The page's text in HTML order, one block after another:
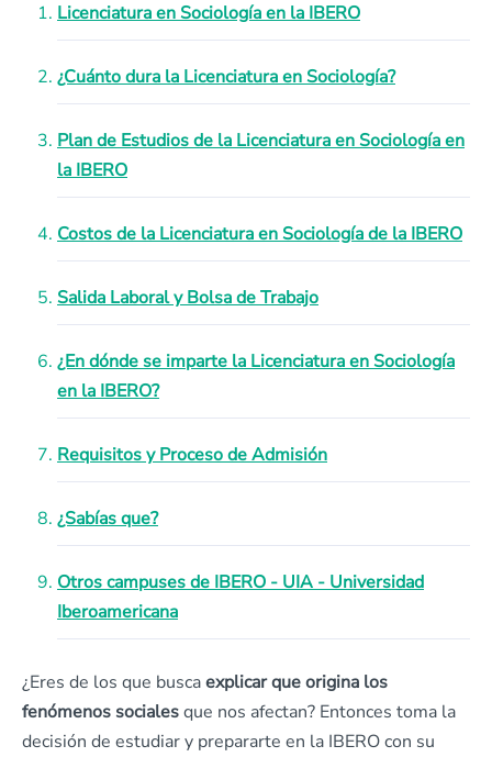
Licenciatura en Sociología en la IBERO
¿Cuánto dura la Licenciatura en Sociología?
Plan de Estudios de la Licenciatura en Sociología en
la IBERO
Costos de la Licenciatura en Sociología de la IBERO
Salida Laboral y Bolsa de Trabajo
¿En dónde se imparte la Licenciatura en Sociología
en la IBERO?
Requisitos y Proceso de Admisión
¿Sabías que?
Otros campuses de IBERO - UIA - Universidad
Iberoamericana
¿Eres de los que buscaexplicar que origina los
fenómenos socialesque nos afectan? Entonces toma la
decisión de estudiar y prepararte en la IBERO con su